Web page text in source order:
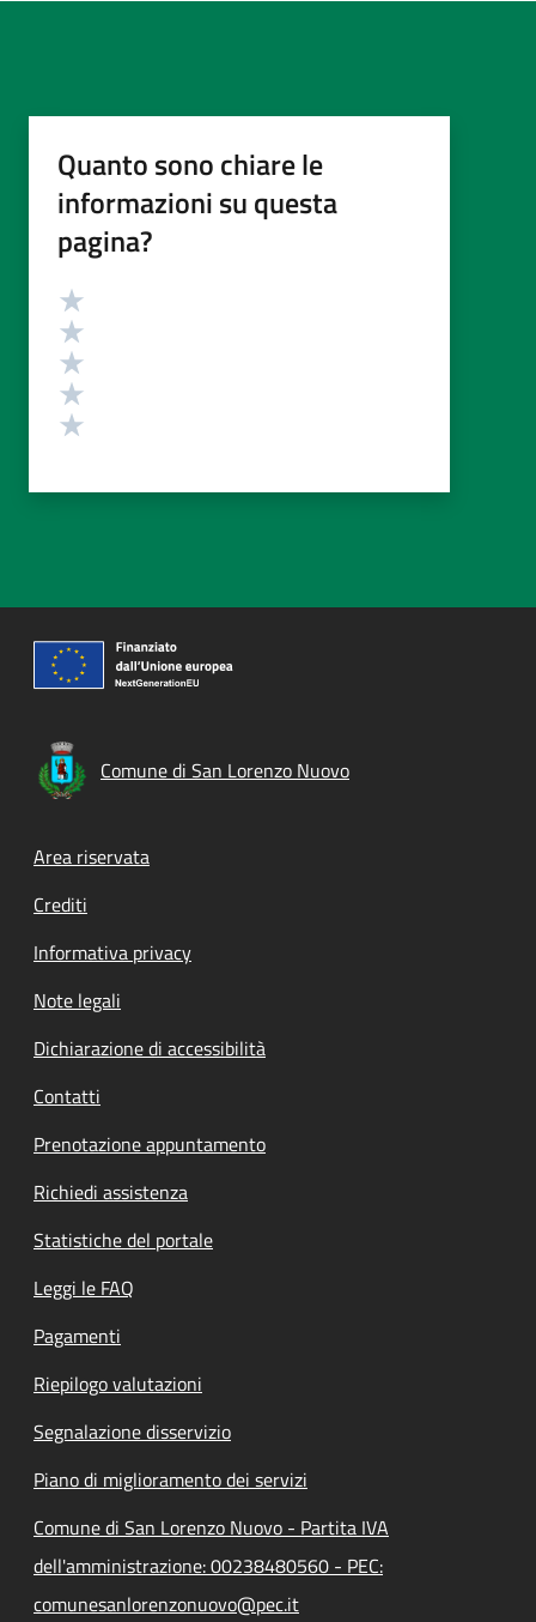
Quanto sono chiare le
informazioni su questa
pagina?
Valutazione
Comune di San Lorenzo Nuovo
Footer menu
Area riservata
Crediti
Informativa privacy
Note legali
Dichiarazione di accessibilità
Contatti
Prenotazione appuntamento
Richiedi assistenza
Statistiche del portale
Leggi le FAQ
Pagamenti
Riepilogo valutazioni
Segnalazione disservizio
Piano di miglioramento dei servizi
Comune di San Lorenzo Nuovo - Partita IVA
dell'amministrazione: 00238480560 - PEC:
comunesanlorenzonuovo@pec.it